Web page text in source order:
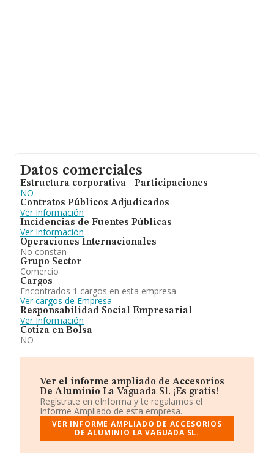
Datos comerciales
Estructura corporativa - Participaciones
NO
Contratos Públicos Adjudicados
Ver Información
Incidencias de Fuentes Públicas
Ver Información
Operaciones Internacionales
No constan
Grupo Sector
Comercio
Cargos
Encontrados 1 cargos en esta empresa
Ver cargos de Empresa
Responsabilidad Social Empresarial
Ver Información
Cotiza en Bolsa
NO
Ver el informe ampliado de Accesorios
De Aluminio La Vaguada Sl. ¡Es gratis!
Regístrate en eInforma y te regalamos el
Informe Ampliado de esta empresa.
VER INFORME AMPLIADO DE ACCESORIOS
DE ALUMINIO LA VAGUADA SL.